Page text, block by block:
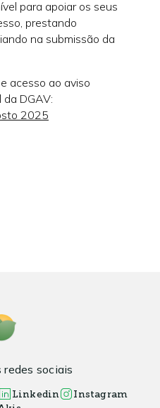
para apoiar os seus
prestando
na submissão da
acesso ao aviso
DGAV:
2025
sociais
Linkedin
Instagram